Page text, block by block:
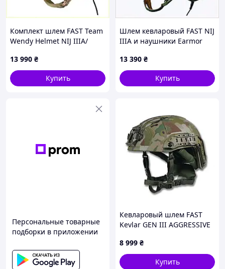
Комплект шлем FAST Team
Wendy Helmet NIJ IIIA/
MOD3/кавер L Койот
K881169K2C
13 990 ₴
Купить
Шлем кевларовый FAST NIJ
IIIA и наушники Earmor
Green 8E8T11684
13 390 ₴
Купить
Персональные товарные
подборки в приложении
Кевларовый шлем FAST
Kevlar GEN III AGGRESSIVE
8 999 ₴
Купить